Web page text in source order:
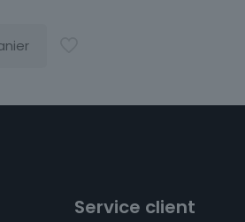
Service client